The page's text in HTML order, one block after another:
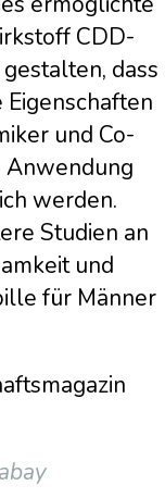
CDD-
dass
und Co-
Anwendung
werden.
Studien an
und
für Männer